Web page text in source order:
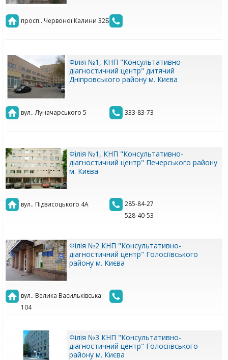
просп.. Червоної Калини 32Б
Філія №1, КНП "Консультативно-
діагностичний центр" дитячий
Дніпровського району м. Києва
вул.. Луначарського 5 333-83-73
Філія №1, КНП "Консультативно-
діагностичний центр" Печерського району
м. Києва
вул.. Підвисоцького 4А
285-84-27
528-40-53
Філія №2 КНП "Консультативно-
діагностичний центр" Голосіївського
району м. Києва
вул.. Велика Васильківська
104
Філія №3 КНП "Консультативно-
діагностичний центр" Голосіївського
району м. Києва